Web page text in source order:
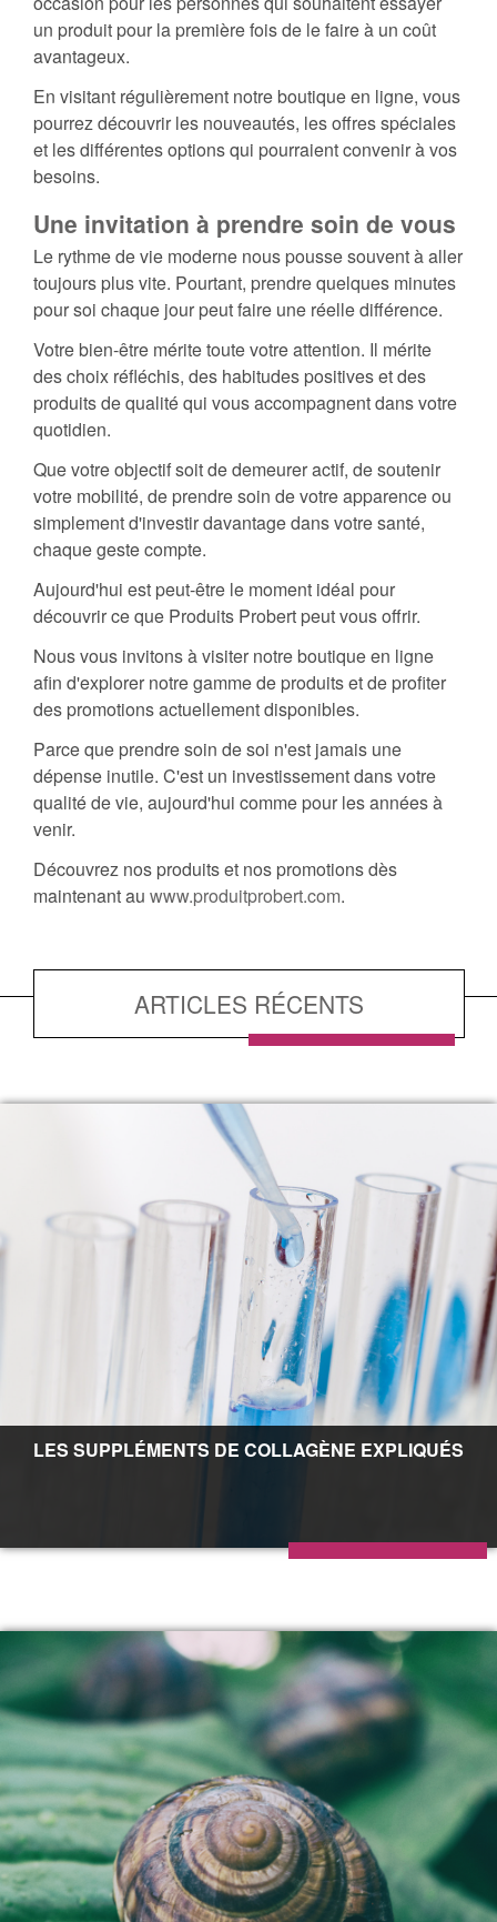
un produit pour la première fois de le faire à un coût
avantageux.
En visitant régulièrement notre boutique en ligne, vous
pourrez découvrir les nouveautés, les offres spéciales
et les différentes options qui pourraient convenir à vos
besoins.
Une invitation à prendre soin de vous
Le rythme de vie moderne nous pousse souvent à aller
toujours plus vite. Pourtant, prendre quelques minutes
pour soi chaque jour peut faire une réelle différence.
Votre bien-être mérite toute votre attention. Il mérite
des choix réfléchis, des habitudes positives et des
produits de qualité qui vous accompagnent dans votre
quotidien.
Que votre objectif soit de demeurer actif, de soutenir
votre mobilité, de prendre soin de votre apparence ou
simplement d'investir davantage dans votre santé,
chaque geste compte.
Aujourd'hui est peut-être le moment idéal pour
découvrir ce que Produits Probert peut vous offrir.
Nous vous invitons à visiter notre boutique en ligne
afin d'explorer notre gamme de produits et de profiter
des promotions actuellement disponibles.
Parce que prendre soin de soi n'est jamais une
dépense inutile. C'est un investissement dans votre
qualité de vie, aujourd'hui comme pour les années à
venir.
Découvrez nos produits et nos promotions dès
maintenant au www.produitprobert.com.
ARTICLES RÉCENTS
LES SUPPLÉMENTS DE COLLAGÈNE EXPLIQUÉS